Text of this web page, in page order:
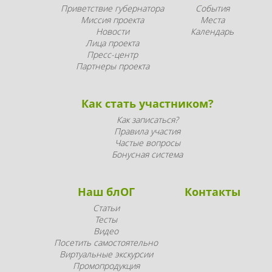
Приветствие губернатора
Миссия проекта
Новости
Лица проекта
Пресс-центр
Партнеры проекта
События
Места
Календарь
Как стать участником?
Как записаться?
Правила участия
Частые вопросы
Бонусная система
Наш блОГ
Статьи
Тесты
Видео
Посетить самостоятельно
Виртуальные экскурсии
Промопродукция
Контакты